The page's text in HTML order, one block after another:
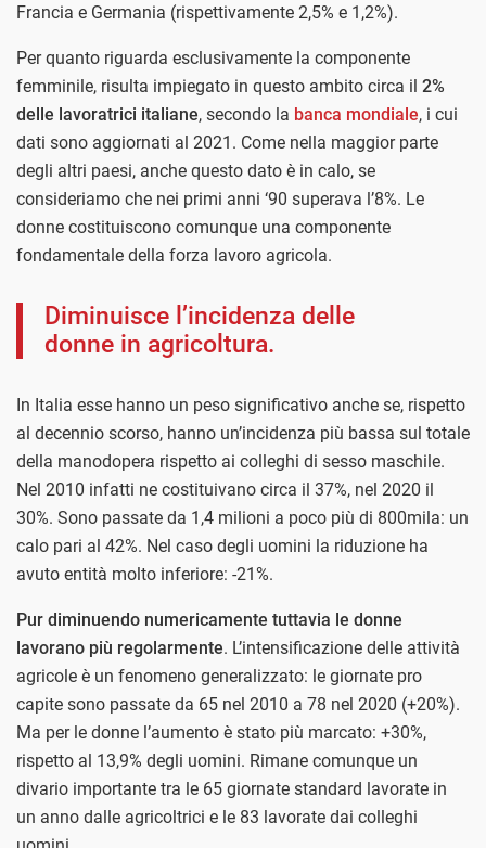
Francia e Germania (rispettivamente 2,5% e 1,2%).
Per quanto riguarda esclusivamente la componente
femminile, risulta impiegato in questo ambito circa il 2%
delle lavoratrici italiane, secondo la banca mondiale, i cui
dati sono aggiornati al 2021. Come nella maggior parte
degli altri paesi, anche questo dato è in calo, se
consideriamo che nei primi anni ‘90 superava l’8%. Le
donne costituiscono comunque una componente
fondamentale della forza lavoro agricola.
Diminuisce l’incidenza delle
donne in agricoltura.
In Italia esse hanno un peso significativo anche se, rispetto
al decennio scorso, hanno un’incidenza più bassa sul totale
della manodopera rispetto ai colleghi di sesso maschile.
Nel 2010 infatti ne costituivano circa il 37%, nel 2020 il
30%. Sono passate da 1,4 milioni a poco più di 800mila: un
calo pari al 42%. Nel caso degli uomini la riduzione ha
avuto entità molto inferiore: -21%.
Pur diminuendo numericamente tuttavia le donne
lavorano più regolarmente. L’intensificazione delle attività
agricole è un fenomeno generalizzato: le giornate pro
capite sono passate da 65 nel 2010 a 78 nel 2020 (+20%).
Ma per le donne l’aumento è stato più marcato: +30%,
rispetto al 13,9% degli uomini. Rimane comunque un
divario importante tra le 65 giornate standard lavorate in
un anno dalle agricoltrici e le 83 lavorate dai colleghi